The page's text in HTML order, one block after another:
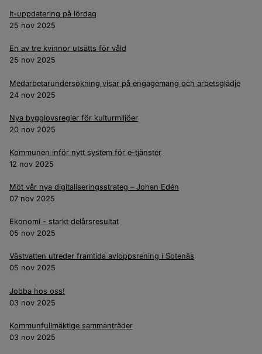
It-uppdatering på lördag
25 nov 2025
En av tre kvinnor utsätts för våld
25 nov 2025
Medarbetarundersökning visar på engagemang och arbetsglädje
24 nov 2025
Nya bygglovsregler för kulturmiljöer
20 nov 2025
Kommunen inför nytt system för e-tjänster
12 nov 2025
Möt vår nya digitaliseringsstrateg – Johan Edén
07 nov 2025
Ekonomi - starkt delårsresultat
05 nov 2025
Västvatten utreder framtida avloppsrening i Sotenäs
05 nov 2025
Jobba hos oss!
03 nov 2025
Kommunfullmäktige sammanträder
03 nov 2025